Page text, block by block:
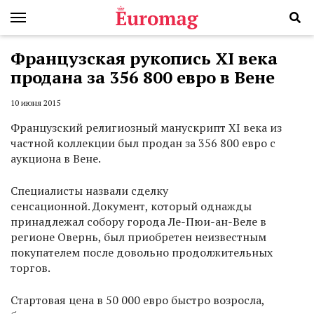
Французская рукопись XI века
продана за 356 800 евро в Вене
10 июня 2015
Французский религиозный манускрипт XI века из
частной коллекции был продан за 356 800 евро с
аукциона в Вене.
Специалисты назвали сделку
сенсационной. Документ, который однажды
принадлежал собору города Ле-Пюи-ан-Веле в
регионе Овернь, был приобретен неизвестным
покупателем после довольно продолжительных
торгов.
Стартовая цена в 50 000 евро быстро возросла,